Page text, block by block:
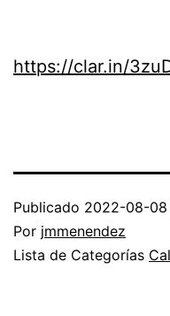
https://clar.in/
Publicado 2022-08-08
Por jmmenendez
Lista de Categorías